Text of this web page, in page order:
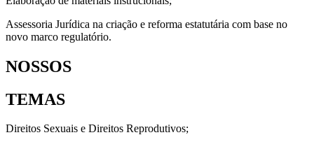
Assessoria Jurídica na criação e reforma estatutária com base no
novo marco regulatório.
NOSSOS
TEMAS
Direitos Sexuais e Direitos Reprodutivos;